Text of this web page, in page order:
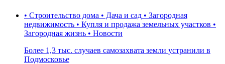
• Строительство дома • Дача и сад • Загородная
недвижимость • Купля и продажа земельных участков •
Загородная жизнь • Новости
Более 1,3 тыс. случаев самозахвата земли устранили в
Подмосковье